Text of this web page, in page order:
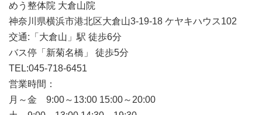
めう整体院 大倉山院
神奈川県横浜市港北区大倉山3-19-18 ケヤキハウス102
交通:「大倉山」駅 徒歩6分
バス停「新菊名橋」 徒歩5分
TEL:045-718-6451
営業時間：
月～金 9:00～13:00 15:00～20:00